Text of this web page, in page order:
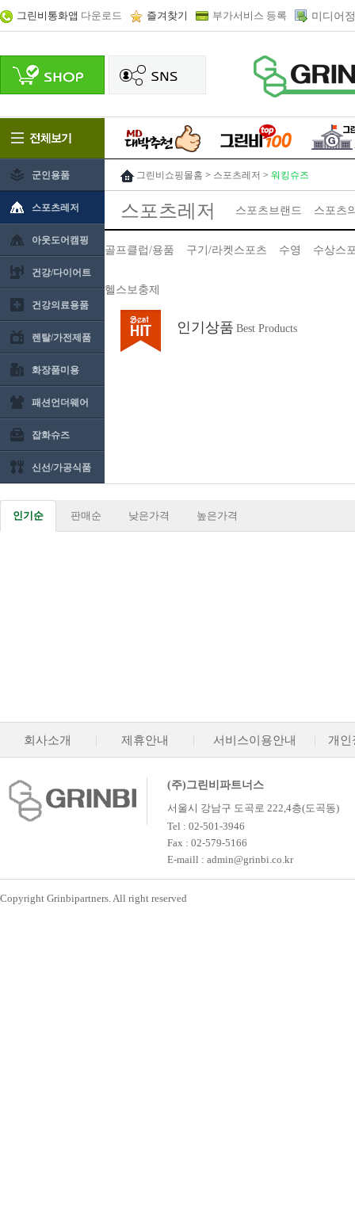
그린비통화앱 다운로드 즐겨찾기 부가서비스 등록 미디어
군인용품
스포츠레저
아웃도어캠핑
건강/다이어트
건강의료용품
렌탈/가전제품
화장품미용
패션언더웨어
잡화슈즈
신선/가공식품
그린비쇼핑몰홈 > 스포츠레저 > 워킹슈즈
스포츠레저 스포츠브랜드 스포츠
골프클럽/용품 구기/라켓스포츠 수영 수상스
헬스보충제
인기상품 Best Products
인기순 판매순 낮은가격 높은가격
회사소개 제휴안내 서비스이용안내 개인
(주)그린비파트너스
서울시 강남구 도곡로 222,4층(도곡동)
Tel : 02-501-3946
Fax : 02-579-5166
E-maill : admin@grinbi.co.kr
Copyright Grinbipartners. All right reserved